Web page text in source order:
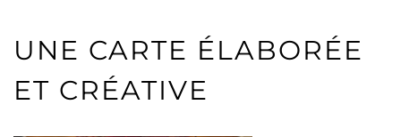
UNE CARTE ÉLABORÉE
ET CRÉATIVE